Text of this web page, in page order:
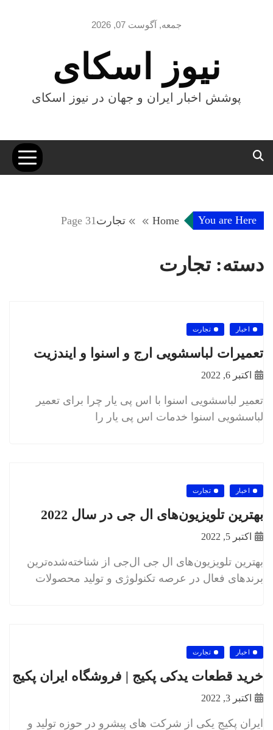
جمعه, آگوست 07, 2026
نیوز اسکای
پوشش اخبار ایران و جهان در نیوز اسکای
You are Here
Home تجارت Page 31
دسته:تجارت
اخبار تجارت
تعمیرات لباسشویی ارج و اسنوا و ایندزیت
اکتبر 6, 2022
تعمیر لباسشویی اسنوا با اس پی یار چرا برای تعمیر
لباسشویی اسنوا خدمات اس پی یار را
اخبار تجارت
بهترین تلویزیون‌های ال جی در سال 2022
اکتبر 5, 2022
بهترین تلویزیون‌های ال جی ال‌جی از شناخته‌شده‌ترین
برندهای فعال در عرصه تکنولوژی و تولید محصولات
اخبار تجارت
خرید قطعات یدکی پکیج | فروشگاه ایران پکیج
اکتبر 3, 2022
ایران پکیج یکی از شرکت های پیشرو در حوزه تولید و